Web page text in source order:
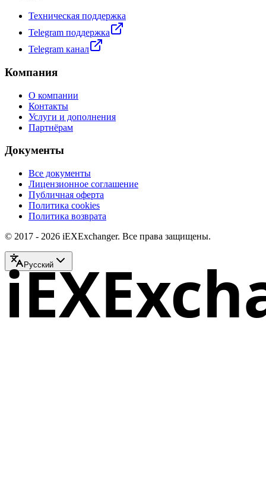
Техническая поддержка
Telegram поддержка
Telegram канал
Компания
О компании
Контакты
Услуги и дополнения
Партнёрам
Документы
Все документы
Лицензионное соглашение
Публичная оферта
Политика cookies
Политика возврата
© 2017 - 2026 iEXExchanger. Все права защищены.
Русский